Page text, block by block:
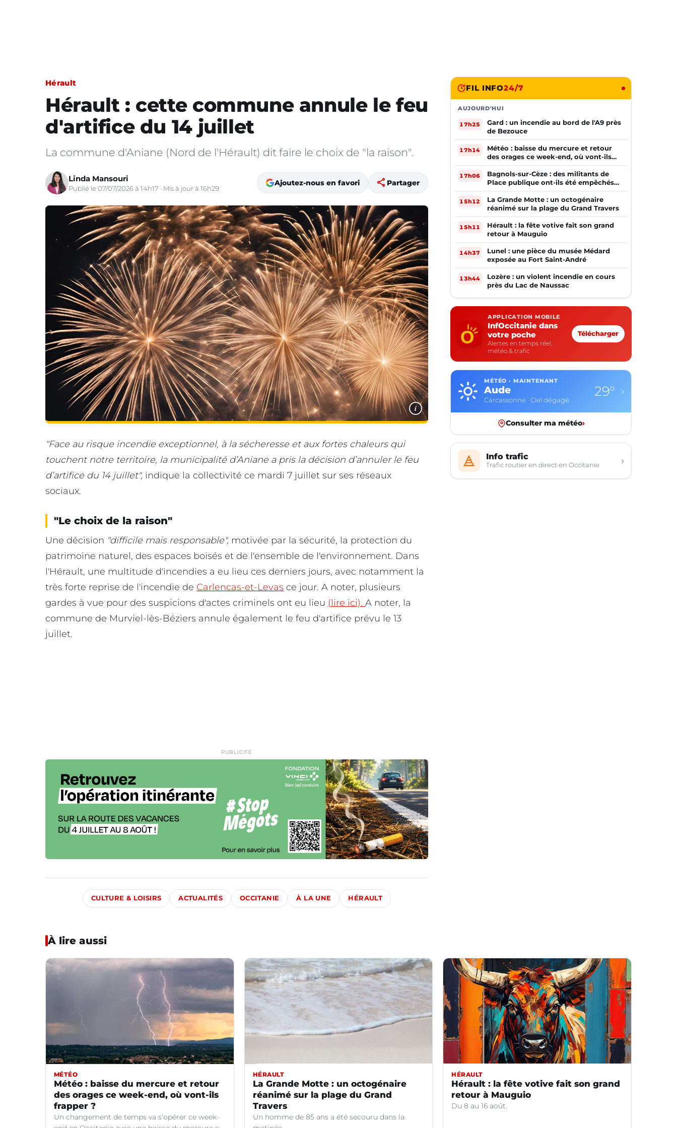
Hérault
Hérault : cette commune annule le feu
d'artifice du 14 juillet
La commune d'Aniane (Nord de l'Hérault) dit faire le choix de "la raison".
Linda Mansouri
Publié le 07/07/2026 à 14h17 · Mis à jour à 16h29
Ajoutez-nous en favori share Partager
i
"Face au risque incendie exceptionnel, à la sécheresse et aux fortes chaleurs qui
touchent notre territoire, la municipalité d’Aniane a pris la décision d’annuler le feu
d’artifice du 14 juillet", indique la collectivité ce mardi 7 juillet sur ses réseaux
sociaux.
"Le choix de la raison"
Une décision "difficile mais responsable", motivée par la sécurité, la protection du
patrimoine naturel, des espaces boisés et de l'ensemble de l'environnement. Dans
l'Hérault, une multitude d'incendies a eu lieu ces derniers jours, avec notamment la
très forte reprise de l'incendie de Carlencas-et-Levas ce jour. A noter, plusieurs
gardes à vue pour des suspicions d'actes criminels ont eu lieu (lire ici). A noter, la
commune de Murviel-lès-Béziers annule également le feu d'artifice prévu le 13
juillet.
PUBLICITÉ
CULTURE & LOISIRS ACTUALITÉS OCCITANIE À LA UNE HÉRAULT
FIL INFO24/7
AUJOURD'HUI
17h25
Gard : un incendie au bord de l'A9 près
de Bezouce
17h14
Météo : baisse du mercure et retour
des orages ce week-end, où vont-ils
frapper ?
17h06
Bagnols-sur-Cèze : des militants de
Place publique ont-ils été empêchés
de tracter par la mairie ?
15h12
La Grande Motte : un octogénaire
réanimé sur la plage du Grand Travers
15h11
Hérault : la fête votive fait son grand
retour à Mauguio
14h37
Lunel : une pièce du musée Médard
exposée au Fort Saint-André
13h44
Lozère : un violent incendie en cours
près du Lac de Naussac
APPLICATION MOBILE
InfOccitanie dans
votre poche
Alertes en temps réel,
météo & trafic
Télécharger
MÉTÉO · MAINTENANT
Aude
Carcassonne · Ciel dégagé
29° ›
Consulter ma météo›
Info trafic
Trafic routier en direct en Occitanie ›
À lire aussi
MÉTÉO
Météo : baisse du mercure et retour
des orages ce week-end, où vont-ils
frapper ?
Un changement de temps va s'opérer ce week-
HÉRAULT
La Grande Motte : un octogénaire
réanimé sur la plage du Grand
Travers
Un homme de 85 ans a été secouru dans la
HÉRAULT
Hérault : la fête votive fait son grand
retour à Mauguio
Du 8 au 16 août.